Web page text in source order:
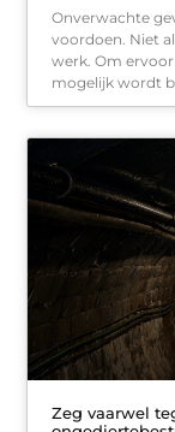
Onverwachte
voordoen. Niet
werk. Om
mogelijk wordt
Zeg vaarwel